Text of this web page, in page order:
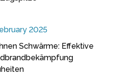
2025
Schwärme: Effektive